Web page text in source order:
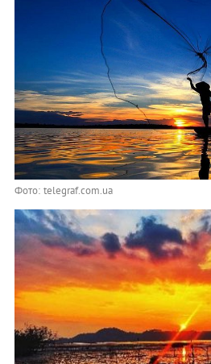
Фото: telegraf.com.ua